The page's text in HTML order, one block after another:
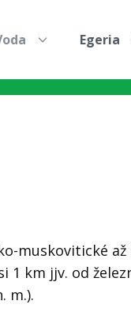
Egeria
muskovitické
km jjv. od
m.).